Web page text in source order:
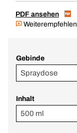
PDF ansehen
Weiterempfehlen
Gebinde
Spraydose
Inhalt
500 ml